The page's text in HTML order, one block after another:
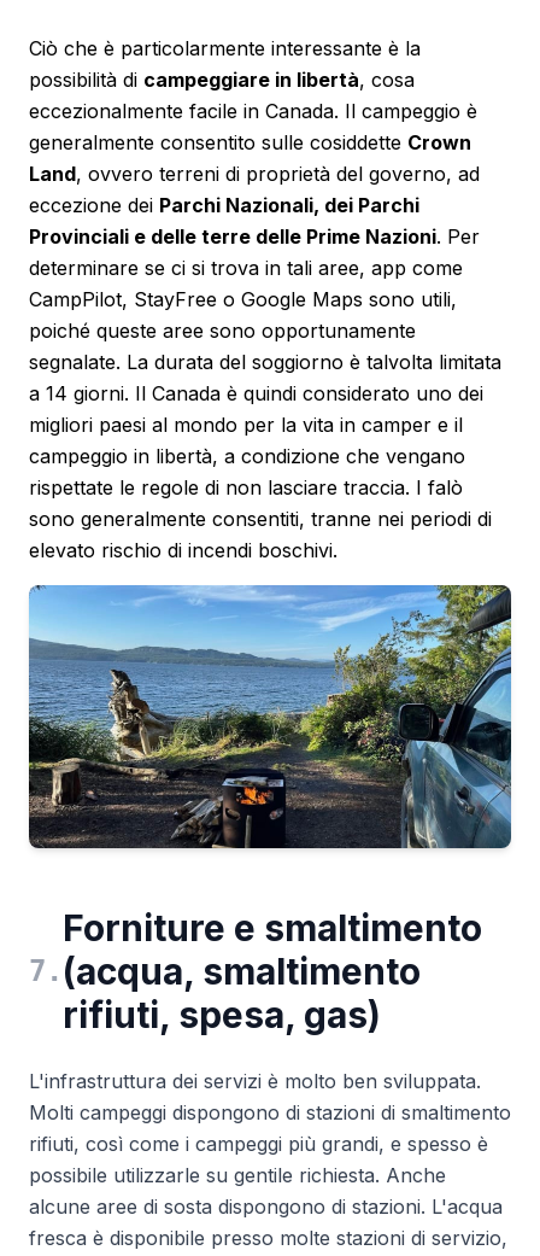
Ciò che è particolarmente interessante è la
possibilità di campeggiare in libertà, cosa
eccezionalmente facile in Canada. Il campeggio è
generalmente consentito sulle cosiddette Crown
Land, ovvero terreni di proprietà del governo, ad
eccezione dei Parchi Nazionali, dei Parchi
Provinciali e delle terre delle Prime Nazioni. Per
determinare se ci si trova in tali aree, app come
CampPilot, StayFree o Google Maps sono utili,
poiché queste aree sono opportunamente
segnalate. La durata del soggiorno è talvolta limitata
a 14 giorni. Il Canada è quindi considerato uno dei
migliori paesi al mondo per la vita in camper e il
campeggio in libertà, a condizione che vengano
rispettate le regole di non lasciare traccia. I falò
sono generalmente consentiti, tranne nei periodi di
elevato rischio di incendi boschivi.
7 .
Forniture e smaltimento
(acqua, smaltimento
rifiuti, spesa, gas)
L'infrastruttura dei servizi è molto ben sviluppata.
Molti campeggi dispongono di stazioni di smaltimento
rifiuti, così come i campeggi più grandi, e spesso è
possibile utilizzarle su gentile richiesta. Anche
alcune aree di sosta dispongono di stazioni. L'acqua
fresca è disponibile presso molte stazioni di servizio,